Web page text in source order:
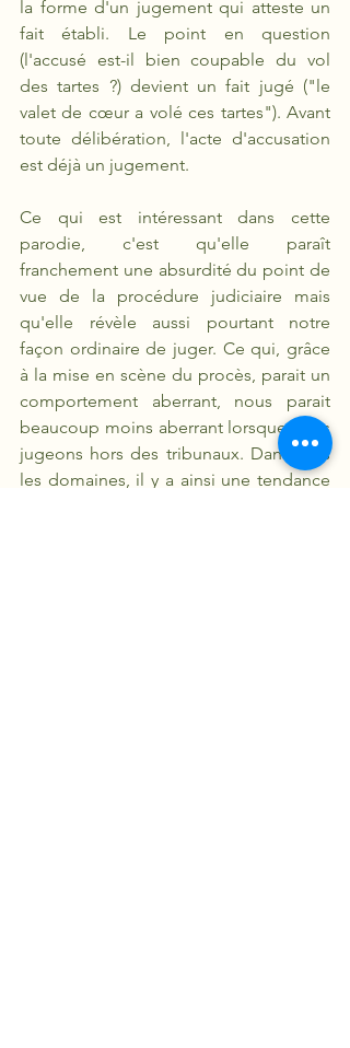
la forme d'un jugement qui atteste un
fait établi. Le point en question
(l'accusé est-il bien coupable du vol
des tartes ?) devient un fait jugé ("le
valet de cœur a volé ces tartes"). Avant
toute délibération, l'acte d'accusation
est déjà un jugement.
Ce qui est intéressant dans cette
parodie, c'est qu'elle paraît
franchement une absurdité du point de
vue de la procédure judiciaire mais
qu'elle révèle aussi pourtant notre
façon ordinaire de juger. Ce qui, grâce
à la mise en scène du procès, parait un
comportement aberrant, nous parait
beaucoup moins aberrant lorsque nous
jugeons hors des tribunaux. Dans tous
les domaines, il y a ainsi une tendance